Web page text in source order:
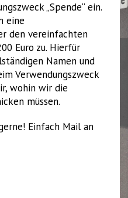
„Spende“ ein.
eine
den vereinfachten
Euro zu. Hierfür
Namen und
Verwendungszweck
wohin wir die
müssen.
Einfach Mail an